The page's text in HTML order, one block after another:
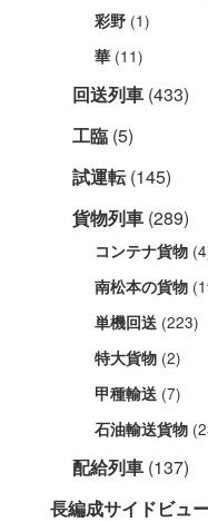
彩野 (1)
華 (11)
回送列車 (433)
工臨 (5)
試運転(145)
貨物列車 (289)
コンテナ貨物
南松本の貨物
単機回送 (223)
特大貨物 (2)
甲種輸送 (7)
石油輸送貨物
配給列車 (137)
長編成サイドビュ